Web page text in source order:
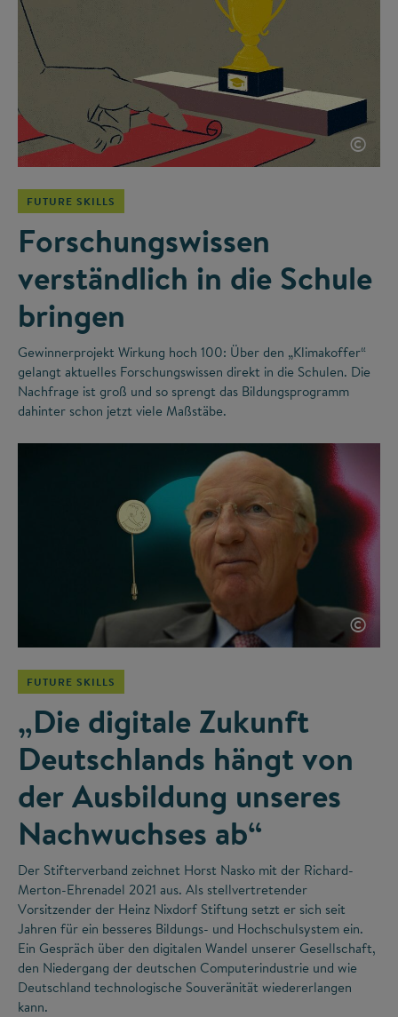
©
FUTURE SKILLS
Forschungswissen
verständlich in die Schule
bringen
Gewinnerprojekt Wirkung hoch 100: Über den „Klimakoffer“
gelangt aktuelles Forschungswissen direkt in die Schulen. Die
Nachfrage ist groß und so sprengt das Bildungsprogramm
dahinter schon jetzt viele Maßstäbe.
©
FUTURE SKILLS
„Die digitale Zukunft
Deutschlands hängt von
der Ausbildung unseres
Nachwuchses ab“
Der Stifterverband zeichnet Horst Nasko mit der Richard-
Merton-Ehrenadel 2021 aus. Als stellvertretender
Vorsitzender der Heinz Nixdorf Stiftung setzt er sich seit
Jahren für ein besseres Bildungs- und Hochschulsystem ein.
Ein Gespräch über den digitalen Wandel unserer Gesellschaft,
den Niedergang der deutschen Computerindustrie und wie
Deutschland technologische Souveränität wiedererlangen
kann.